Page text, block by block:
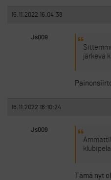
16.11.2022 16:04:38
Js009
järkevä
16.11.2022 16:10:24
Js009
Tämä nyt